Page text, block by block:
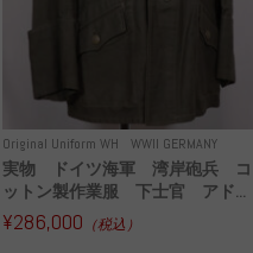
Original Uniform WH WWII GERMANY
実物 ドイツ海軍 湾岸砲兵 コ
ットン製作業服 下士官 アド...
¥286,000 （税込）